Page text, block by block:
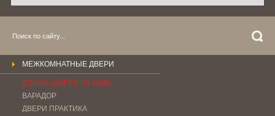
МЕЖКОМНАТНЫЕ ДВЕРИ
ДЭМФА (ДВЕРИ ИЗ МДФ)
ВАРАДОР
ДВЕРИ ПРАКТИКА